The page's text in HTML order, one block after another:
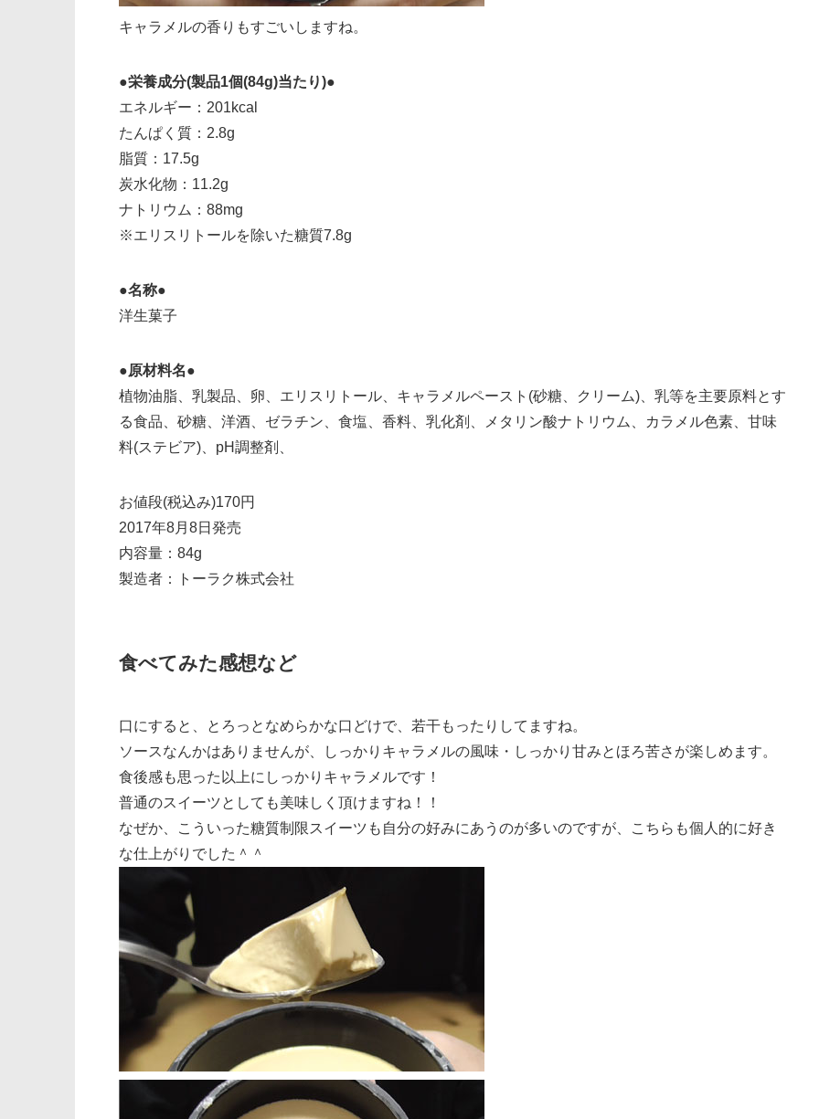
キャラメルの香りもすごいしますね。
●栄養成分(製品1個(84g)当たり)●
エネルギー：201kcal
たんぱく質：2.8g
脂質：17.5g
炭水化物：11.2g
ナトリウム：88mg
※エリスリトールを除いた糖質7.8g
●名称●
洋生菓子
●原材料名●
植物油脂、乳製品、卵、エリスリトール、キャラメルペースト(砂糖、クリーム)、乳等を主要原料とす
る食品、砂糖、洋酒、ゼラチン、食塩、香料、乳化剤、メタリン酸ナトリウム、カラメル色素、甘味
料(ステビア)、pH調整剤、
お値段(税込み)170円
2017年8月8日発売
内容量：84g
製造者：トーラク株式会社
食べてみた感想など
口にすると、とろっとなめらかな口どけで、若干もったりしてますね。
ソースなんかはありませんが、しっかりキャラメルの風味・しっかり甘みとほろ苦さが楽しめます。
食後感も思った以上にしっかりキャラメルです！
普通のスイーツとしても美味しく頂けますね！！
なぜか、こういった糖質制限スイーツも自分の好みにあうのが多いのですが、こちらも個人的に好き
な仕上がりでした＾＾